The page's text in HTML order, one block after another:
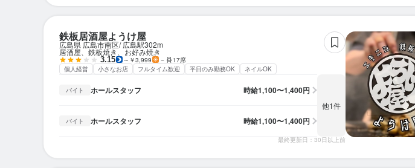
鉄板居酒屋ようけ屋
広島県 広島市南区 広島駅302m
居酒屋、鉄板焼き、お好み焼き
3.15 ～￥3,999 －
17席
個人経営
小さなお店 フルタイム歓迎 平日のみ勤務OK ネイルOK
バイト ホールスタッフ 時給1,100〜1,400円
バイト ホールスタッフ 時給1,100〜1,400円
他1件
最終更新日：30日以上前